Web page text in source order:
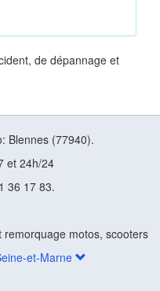
de dépannage et
Blennes (77940).
et 24h/24
36 17 83.
motos, scooters
et-Marne